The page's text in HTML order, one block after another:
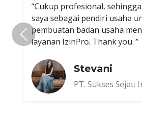
“Cukup profesional,
saya sebagai pendiri usaha
pembuatan badan usaha
layanan IzinPro. Thank you. ”
Stevani
PT. Sukses Sejati
Previous